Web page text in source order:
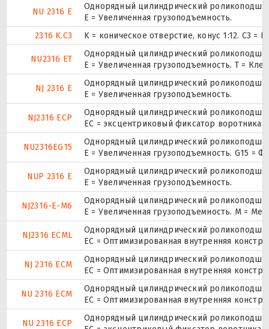
NU 2316 E
Однорядный цилиндрический
Е = Увеличенная грузоподъемность.
2316 K.C3
K = коническое отверстие, конус 1:12. C3
NU2316 ET
Однорядный цилиндрический
E = Увеличенная грузоподъемность. T =
NJ 2316 E
Однорядный цилиндрический
Е = Увеличенная грузоподъемность.
NJ2316 ECP
Однорядный цилиндрический
ЕС = эксцентриковый фиксатор воротника
NU2316EG15
Однорядный цилиндрический
E = Увеличенная грузоподъемность. G15 =
NUP 2316 E
Однорядный цилиндрический
Е = Увеличенная грузоподъемность.
NJ2316-E-M6
Однорядный цилиндрический
E = Увеличенная грузоподъемность. М =
NJ2316 ECML
Однорядный цилиндрический
EC = Оптимизированная внутренняя
NJ 2316 ECM
Однорядный цилиндрический
EC = Оптимизированная внутренняя
NU 2316 ECM
Однорядный цилиндрический
EC = Оптимизированная внутренняя
NU 2316 ECP
Однорядный цилиндрический